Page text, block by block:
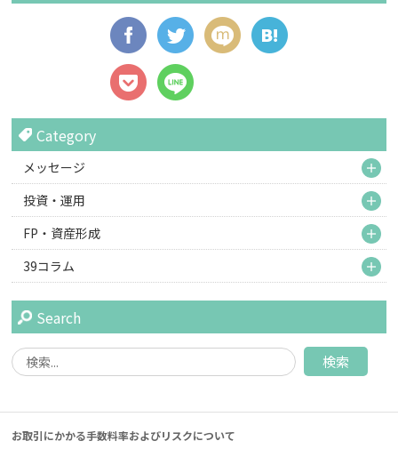
Category
メッセージ
投資・運用
FP・資産形成
39コラム
Search
お取引にかかる手数料率およびリスクについて